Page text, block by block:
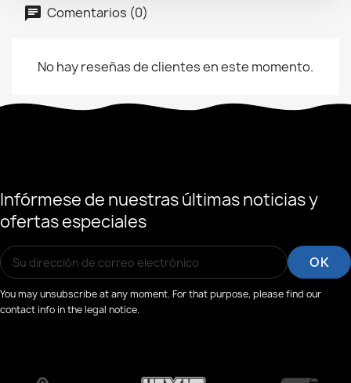
Comentarios (0)
No hay reseñas de clientes en este momento.
Infórmese de nuestras últimas noticias y
ofertas especiales
You may unsubscribe at any moment. For that purpose, please find our
contact info in the legal notice.